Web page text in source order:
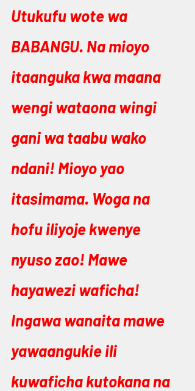
Utukufu wote wa
BABANGU. Na mioyo
itaanguka kwa maana
wengi wataona wingi
gani wa taabu wako
ndani! Mioyo yao
itasimama. Woga na
hofu iliyoje kwenye
nyuso zao! Mawe
hayawezi waficha!
Ingawa wanaita mawe
yawaangukie ili
kuwaficha kutokana na